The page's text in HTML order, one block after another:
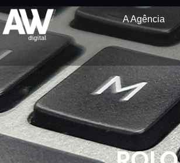
A Agência